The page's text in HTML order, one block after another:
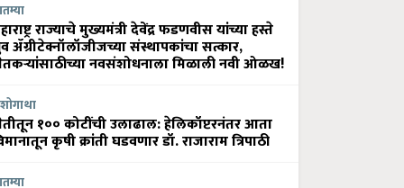
राज्याचे मुख्यमंत्री देवेंद्र फडणवीस यांच्या हस्ते
ॲग्रीटेक्नॉलॉजीजच्या संस्थापकांचा सत्कार,
नवसंशोधनाला मिळाली नवी ओळख!
१०० कोटींची उलाढाल: हेलिकॉप्टरनंतर आता
कृषी क्रांती घडवणार डॉ. राजाराम त्रिपाठी